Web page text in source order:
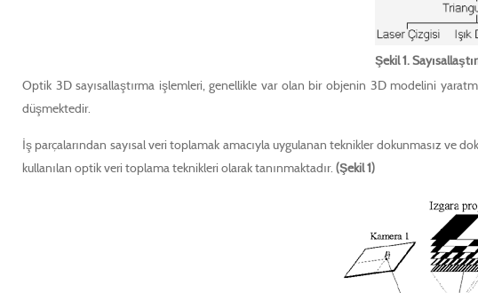
Şekil 1.
Optik 3D sayısallaştırma işlemleri, genellikle var olan bir objenin 3D modelini
düşmektedir.
İş parçalarından sayısal veri toplamak amacıyla uygulanan teknikler dokunmasız ve
kullanılan optik veri toplama teknikleri olarak tanınmaktadır. (Şekil 1)